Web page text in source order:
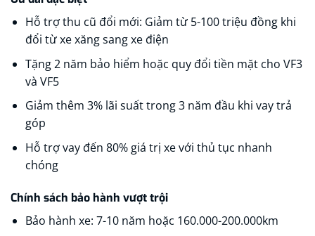
Hỗ trợ thu cũ đổi mới: Giảm từ 5-100 triệu đồng khi
đổi từ xe xăng sang xe điện​
Tặng 2 năm bảo hiểm hoặc quy đổi tiền mặt cho VF3
và VF5​
Giảm thêm 3% lãi suất trong 3 năm đầu khi vay trả
góp
Hỗ trợ vay đến 80% giá trị xe với thủ tục nhanh
chóng​
Chính sách bảo hành vượt trội
Bảo hành xe: 7-10 năm hoặc 160.000-200.000km​